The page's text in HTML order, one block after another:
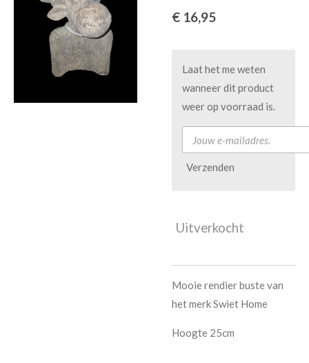
€ 16,95
Laat het me weten
wanneer dit product
weer op voorraad is.
Verzenden
Uitverkocht
Mooie rendier buste van
het merk Swiet Home
Hoogte 25cm